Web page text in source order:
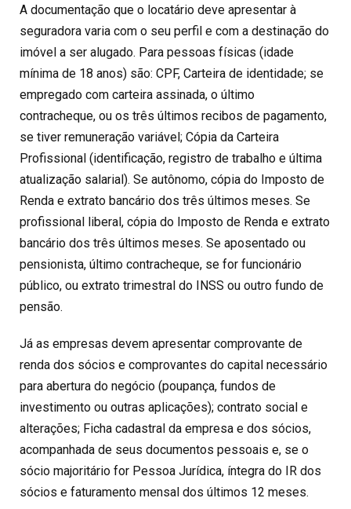
A documentação que o locatário deve apresentar à
seguradora varia com o seu perfil e com a destinação do
imóvel a ser alugado. Para pessoas físicas (idade
mínima de 18 anos) são: CPF, Carteira de identidade; se
empregado com carteira assinada, o último
contracheque, ou os três últimos recibos de pagamento,
se tiver remuneração variável; Cópia da Carteira
Profissional (identificação, registro de trabalho e última
atualização salarial). Se autônomo, cópia do Imposto de
Renda e extrato bancário dos três últimos meses. Se
profissional liberal, cópia do Imposto de Renda e extrato
bancário dos três últimos meses. Se aposentado ou
pensionista, último contracheque, se for funcionário
público, ou extrato trimestral do INSS ou outro fundo de
pensão.
Já as empresas devem apresentar comprovante de
renda dos sócios e comprovantes do capital necessário
para abertura do negócio (poupança, fundos de
investimento ou outras aplicações); contrato social e
alterações; Ficha cadastral da empresa e dos sócios,
acompanhada de seus documentos pessoais e, se o
sócio majoritário for Pessoa Jurídica, íntegra do IR dos
sócios e faturamento mensal dos últimos 12 meses.